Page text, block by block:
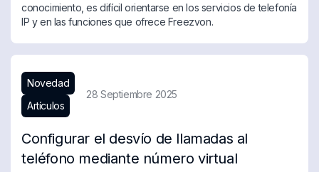
conocimiento, es difícil orientarse en los servicios de telefonía
IP y en las funciones que ofrece Freezvon.
Novedad
Artículos
28 Septiembre 2025
Configurar el desvío de llamadas al
teléfono mediante número virtual